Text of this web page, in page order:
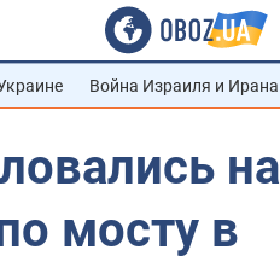
Война Израиля и Ирана
на
мосту в